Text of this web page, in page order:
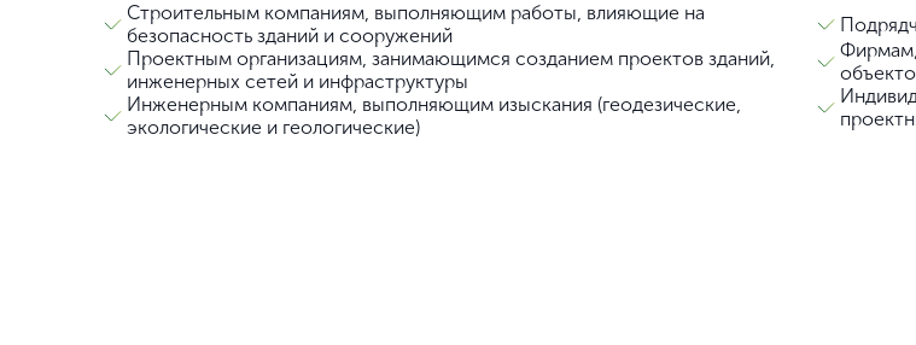
Строительным компаниям, выполняющим работы, влияющие на
безопасность зданий и сооружений
Проектным организациям, занимающимся созданием проектов зданий,
инженерных сетей и инфраструктуры
Инженерным компаниям, выполняющим изыскания (геодезические,
экологические и геологические)
Нет, выбрать другой
Вы можете изменить город в любое время в